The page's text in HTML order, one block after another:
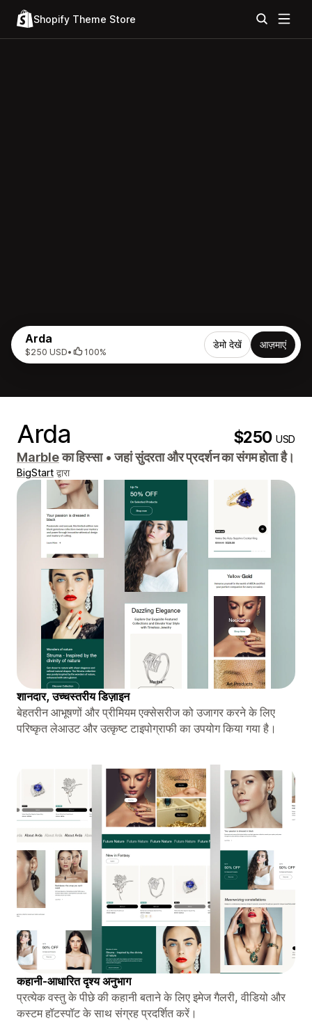
Shopify Theme Store
Arda
$250 USD• 100%
डेमो देखें आज़माएं
Arda $250USD
Marbleका हिस्सा •जहां सुंदरता और प्रदर्शन का संगम होता है।
BigStart द्वारा
शानदार, उच्चस्तरीय डिज़ाइन
बेहतरीन आभूषणों और प्रीमियम एक्सेसरीज को उजागर करने के लिए
परिष्कृत लेआउट और उत्कृष्ट टाइपोग्राफी का उपयोग किया गया है।
कहानी-आधारित दृश्य अनुभाग
प्रत्येक वस्तु के पीछे की कहानी बताने के लिए इमेज गैलरी, वीडियो और
कस्टम हॉटस्पॉट के साथ संग्रह प्रदर्शित करें।